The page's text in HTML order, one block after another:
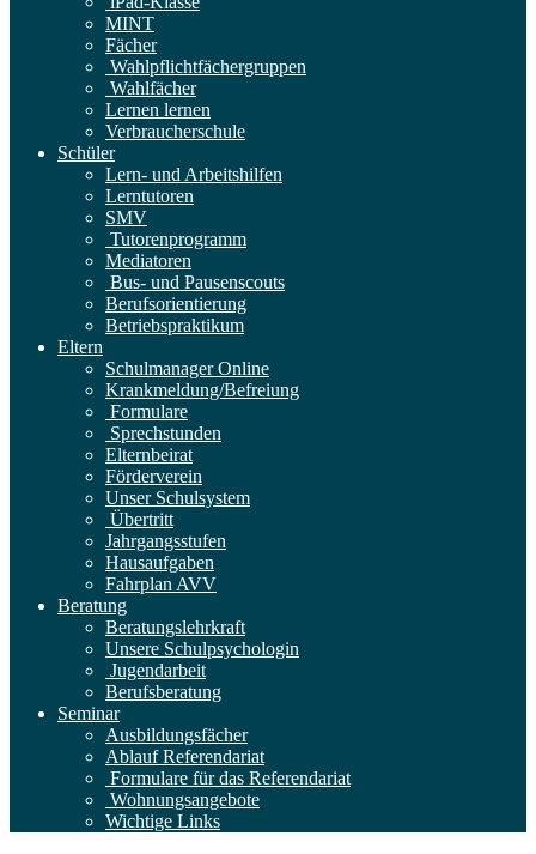
MINT
Fächer
Wahlpflichtfächergruppen
Wahlfächer
Lernen lernen
Verbraucherschule
Schüler
Lern- und Arbeitshilfen
Lerntutoren
SMV
Tutorenprogramm
Mediatoren
Bus- und Pausenscouts
Berufsorientierung
Betriebspraktikum
Eltern
Schulmanager Online
Krankmeldung/Befreiung
Formulare
Sprechstunden
Elternbeirat
Förderverein
Unser Schulsystem
Übertritt
Jahrgangsstufen
Hausaufgaben
Fahrplan AVV
Beratung
Beratungslehrkraft
Unsere Schulpsychologin
Jugendarbeit
Berufsberatung
Seminar
Ausbildungsfächer
Ablauf Referendariat
Formulare für das Referendariat
Wohnungsangebote
Wichtige Links